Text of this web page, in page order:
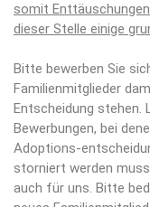
somit
dieser Stelle einige
Bitte bewerben Sie
Familienmitglieder
Entscheidung stehen.
Bewerbungen, bei
Adoptions-
storniert werden
auch für uns. Bitte